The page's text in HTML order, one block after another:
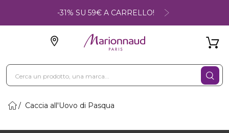
-31% SU 59€ A CARRELLO!
Caccia all'Uovo di Pasqua